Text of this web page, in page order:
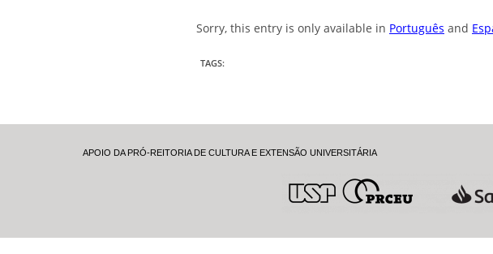
Sorry, this entry is only available in Português and
TAGS:
APOIO DA PRÓ-REITORIA DE CULTURA E EXTENSÃO UNIVERSITÁRIA